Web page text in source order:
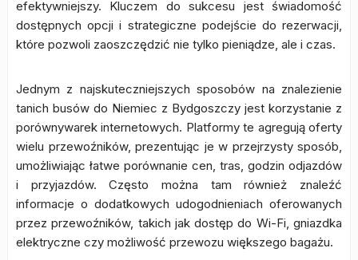
efektywniejszy. Kluczem do sukcesu jest świadomość
dostępnych opcji i strategiczne podejście do rezerwacji,
które pozwoli zaoszczędzić nie tylko pieniądze, ale i czas.
Jednym z najskuteczniejszych sposobów na znalezienie
tanich busów do Niemiec z Bydgoszczy jest korzystanie z
porównywarek internetowych. Platformy te agregują oferty
wielu przewoźników, prezentując je w przejrzysty sposób,
umożliwiając łatwe porównanie cen, tras, godzin odjazdów
i przyjazdów. Często można tam również znaleźć
informacje o dodatkowych udogodnieniach oferowanych
przez przewoźników, takich jak dostęp do Wi-Fi, gniazdka
elektryczne czy możliwość przewozu większego bagażu.